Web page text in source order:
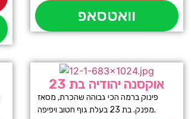
וואטסאפ
אוקסנה יהודיה בת 23
פינוק ברמה הכי גבוהה שהכרת, מסאז
מפנק. בת 23 בעלת גוף חטוב ויפיפה.